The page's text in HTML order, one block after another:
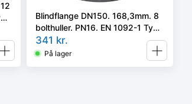
Blindflange DN150. 168,3mm. 8
bolthuller. PN16. EN 1092-1 Type
05/A P250GH
341 kr.
På lager